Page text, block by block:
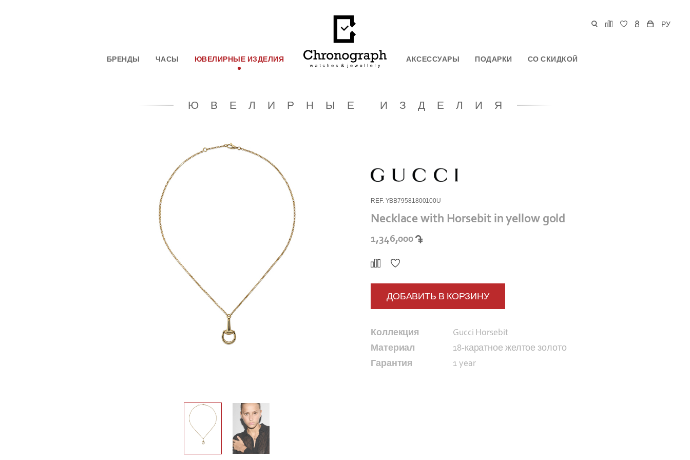
РУ
БРЕНДЫ ЧАСЫ ЮВЕЛИРНЫЕ ИЗДЕЛИЯ АКСЕССУАРЫ ПОДАРКИ СО СКИДКОЙ
ЮВЕЛИРНЫЕ ИЗДЕЛИЯ
REF. YBB79581800100U
Necklace with Horsebit in yellow gold
1,346,000
ДОБАВИТЬ В КОРЗИНУ
Коллекция
Gucci Horsebit
Материал
18-каратное желтое золото
Гарантия
1 year